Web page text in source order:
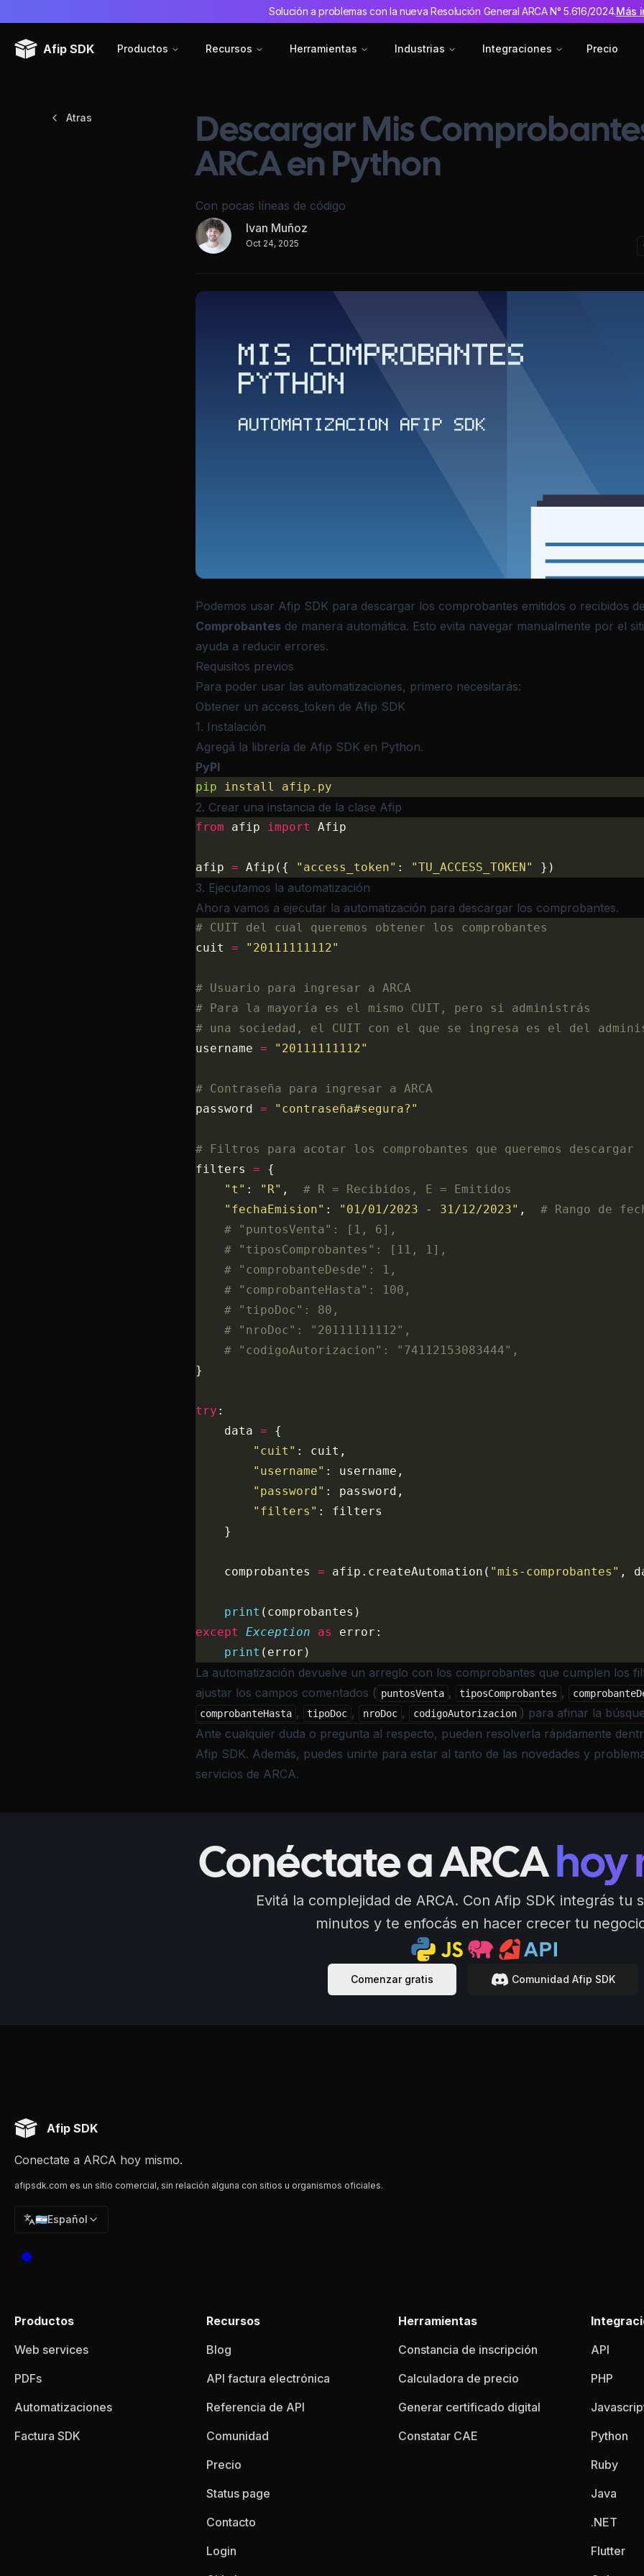
Solución a problemas con la nueva Resolución General ARCA N° 5.616/2024.Más
Afip SDK Productos Recursos Herramientas Industrias Integraciones Precio
Atras
Descargar Mis
ARCA en Python
Con pocas líneas de código
Ivan Muñoz
Oct 24, 2025
Podemos usar Afip SDK para descargar los comprobantes emitidos o recibidos
Comprobantes de manera automática. Esto evita navegar manualmente por el
ayuda a reducir errores.
Requisitos previos
Para poder usar las automatizaciones, primero necesitarás:
Obtener un access_token de Afip SDK
1. Instalación
Agregá la librería de Afip SDK en Python.
PyPI
pip install afip.py
2. Crear una instancia de la clase Afip
from afip import Afip
afip = Afip({ "access_token" : "TU_ACCESS_TOKEN" })
3. Ejecutamos la automatización
Ahora vamos a ejecutar la automatización para descargar los comprobantes.
# CUIT del cual queremos obtener los comprobantes
cuit = "20111111112"
# Usuario para ingresar a ARCA
# Para la mayoría es el mismo CUIT, pero si administrás
# una sociedad, el CUIT con el que se ingresa es el del
username = "20111111112"
# Contraseña para ingresar a ARCA
password = "contraseña#segura?"
# Filtros para acotar los comprobantes que queremos descargar
filters = {
    "t"
: "R" , # R = Recibidos, E = Emitidos
    "fechaEmision"
: "01/01/2023 - 31/12/2023" , # Rango de
    # "puntosVenta": [1, 6],
    # "tiposComprobantes": [11, 1],
    # "comprobanteDesde": 1,
    # "comprobanteHasta": 100,
    # "tipoDoc": 80,
    # "nroDoc": "20111111112",
    # "codigoAutorizacion": "74112153083444",
}
try :
    data
= {
        "cuit"
: cuit,
        "username"
: username,
        "password"
: password,
        "filters"
: filters
    }
    comprobantes
= afip.createAutomation( "mis-comprobantes" ,
    print
(comprobantes)
except
Exception as
error:
    print
(error)
La automatización devuelve un arreglo con los comprobantes que cumplen los
ajustar los campos comentados ( puntosVenta , tiposComprobantes ,
comprobanteHasta , tipoDoc , nroDoc , codigoAutorizacion ) para afinar la
Ante cualquier duda o pregunta al respecto, pueden resolverla rápidamente
Afip SDK. Además, puedes unirte para estar al tanto de las novedades y
servicios de ARCA.
Conéctate a ARCA hoy
Evitá la complejidad de ARCA. Con Afip SDK integrás tu
minutos y te enfocás en hacer crecer tu
Comenzar gratis Comunidad Afip SDK
Afip SDK
Conectate a ARCA hoy mismo.
afipsdk.com es un sitio comercial, sin relación alguna con sitios u organismos oficiales.
🇦🇷Español
Productos
Web services
PDFs
Automatizaciones
Factura SDK
Recursos
Blog
API factura electrónica
Referencia de API
Comunidad
Precio
Status page
Contacto
Login
Herramientas
Constancia de inscripción
Calculadora de precio
Generar certificado digital
Constatar CAE
API
PHP
Python
Ruby
Java
.NET
Flutter